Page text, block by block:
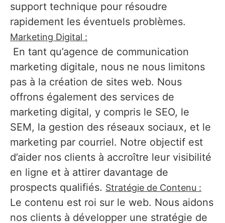
support technique pour résoudre
rapidement les éventuels problèmes.
Marketing Digital :
En tant qu’agence de communication
marketing digitale, nous ne nous limitons
pas à la création de sites web. Nous
offrons également des services de
marketing digital, y compris le SEO, le
SEM, la gestion des réseaux sociaux, et le
marketing par courriel. Notre objectif est
d’aider nos clients à accroître leur visibilité
en ligne et à attirer davantage de
prospects qualifiés. Stratégie de Contenu :
Le contenu est roi sur le web. Nous aidons
nos clients à développer une stratégie de